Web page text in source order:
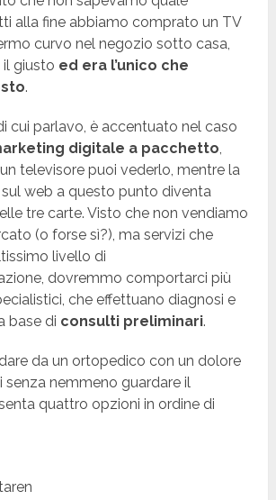
alla fine abbiamo comprato un TV
curvo nel negozio sotto casa,
giusto ed era l’unico che
.
cui parlavo, è accentuato nel caso
digitale a pacchetto
televisore puoi vederlo, mentre la
web a questo punto diventa
tre carte. Visto che non vendiamo
(o forse sì?), ma servizi che
livello di
dovremmo comportarci più
che effettuano diagnosi e
base di consulti preliminari.
da un ortopedico con un dolore
senza nemmeno guardare il
quattro opzioni in ordine di